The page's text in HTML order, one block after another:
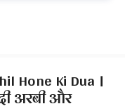
Hone Ki Dua ।
अरबी और